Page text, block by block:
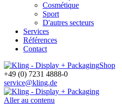
Cosmétique
Sport
D'autres secteurs
Services
Références
Contact
Shop
+49 (0) 7231 4888-0
service@kling.de
Aller au contenu